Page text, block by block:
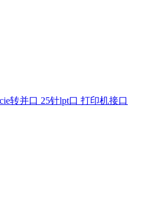
转并口 25针lpt口 打印机接口